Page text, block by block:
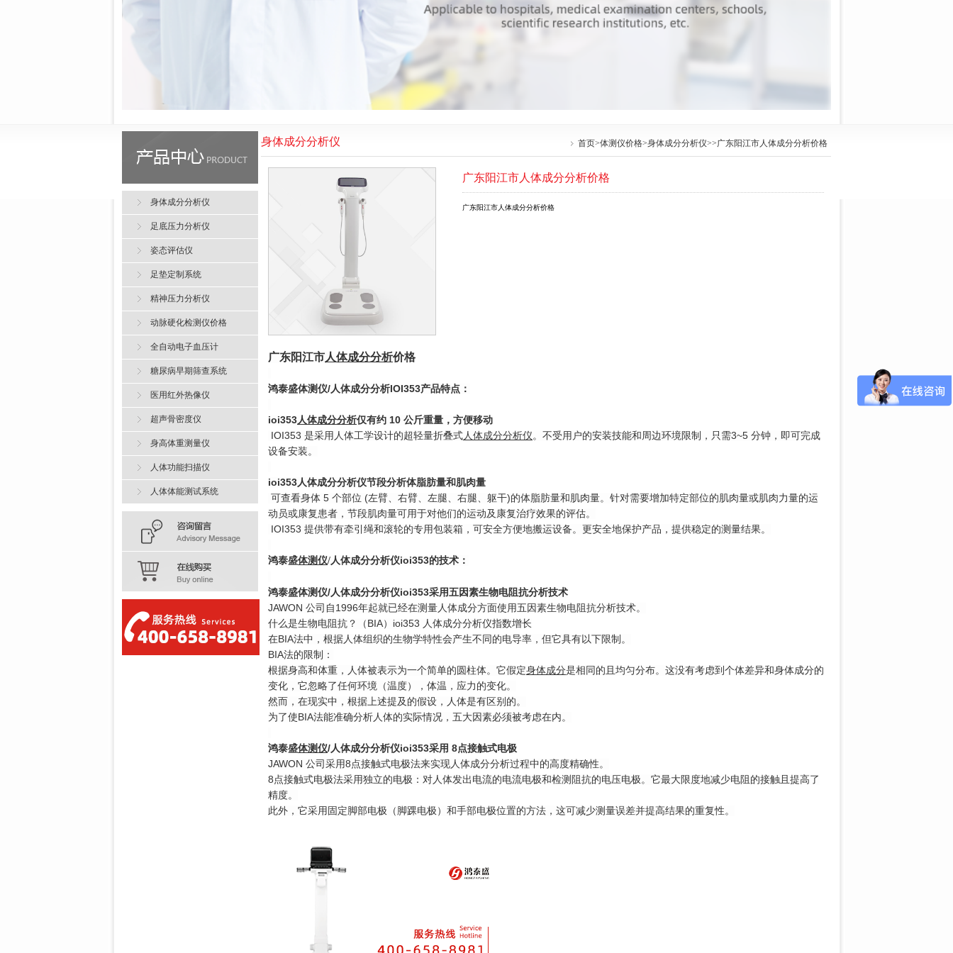
身体成分分析仪 首页>体测仪价格>身体成分分析仪>>广东阳江市人体成分分析价格
广东阳江市人体成分分析价格
广东阳江市人体成分分析价格
广东阳江市人体成分分析价格
鸿泰盛体测仪/人体成分分析IOI353产品特点：
ioi353人体成分分析仅有约 10 公斤重量，方便移动
IOI353 是采用人体工学设计的超轻量折叠式人体成分分析仪。不受用户的安装技能和周边环境限制，只需3~5 分钟，即可完成
设备安装。
ioi353人体成分分析仪节段分析体脂肪量和肌肉量
可查看身体 5 个部位 (左臂、右臂、左腿、右腿、躯干)的体脂肪量和肌肉量。针对需要增加特定部位的肌肉量或肌肉力量的运
动员或康复患者，节段肌肉量可用于对他们的运动及康复治疗效果的评估。
IOI353 提供带有牵引绳和滚轮的专用包装箱，可安全方便地搬运设备。更安全地保护产品，提供稳定的测量结果。
鸿泰盛体测仪/ 人体成分分析仪ioi353的技术 ：
鸿泰盛体测仪/人体成分分析仪ioi353采用五因素生物电阻抗分析技术
JAWON 公司自1996年起就已经在测量人体成分方面使用五因素生物电阻抗分析技术。
什么是生物电阻抗？（BIA）ioi353 人体成分分析仪指数增长
在BIA法中，根据人体组织的生物学特性会产生不同的电导率，但它具有以下限制。
BIA法的限制：
根据身高和体重，人体被表示为一个简单的圆柱体。它假定身体成分是相同的且均匀分布。这没有考虑到个体差异和身体成分的
变化，它忽略了任何环境（温度），体温，应力的变化。
然而，在现实中，根据上述提及的假设，人体是有区别的。
为了使BIA法能准确分析人体的实际情况，五大因素必须被考虑在内。
鸿泰盛体测仪/人体成分分析仪ioi353采用 8点接触式电极
JAWON 公司采用8点接触式电极法来实现人体成分分析过程中的高度精确性。
8点接触式电极法采用独立的电极：对人体发出电流的电流电极和检测阻抗的电压电极。它最大限度地减少电阻的接触且提高了
精度。
此外，它采用固定脚部电极（脚踝电极）和手部电极位置的方法，这可减少测量误差并提高结果的重复性。
身体成分分析仪
足底压力分析仪
姿态评估仪
足垫定制系统
精神压力分析仪
动脉硬化检测仪价格
全自动电子血压计
糖尿病早期筛查系统
医用红外热像仪
超声骨密度仪
身高体重测量仪
人体功能扫描仪
人体体能测试系统